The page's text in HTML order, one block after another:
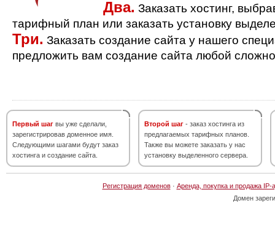
Два. Заказать хостинг,
тарифный план или заказать установку
Три. Заказать создание сайта у нашего
предложить вам создание сайта любой
Первый шаг вы уже сделали,
зарегистрировав доменное имя.
Следующими шагами будут заказ
хостинга и создание сайта.
Второй шаг - заказ хостинга из
предлагаемых тарифных планов.
Также вы можете заказать у нас
установку выделенного сервера.
Регистрация доменов· Аренда, покупка и продажа IP-
Домен